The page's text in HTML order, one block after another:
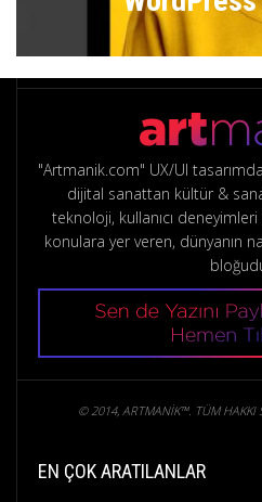
"Artmanik.com" UX/UI
dijital sanattan kültür &
teknoloji, kullanıcı
konulara yer veren, dünyanın
© 2014, ARTMANIK™. TÜM HAKKI
EN ÇOK ARATILANLAR